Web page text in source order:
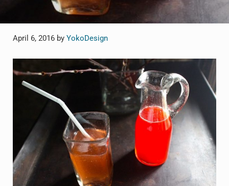
April 6, 2016 by YokoDesign